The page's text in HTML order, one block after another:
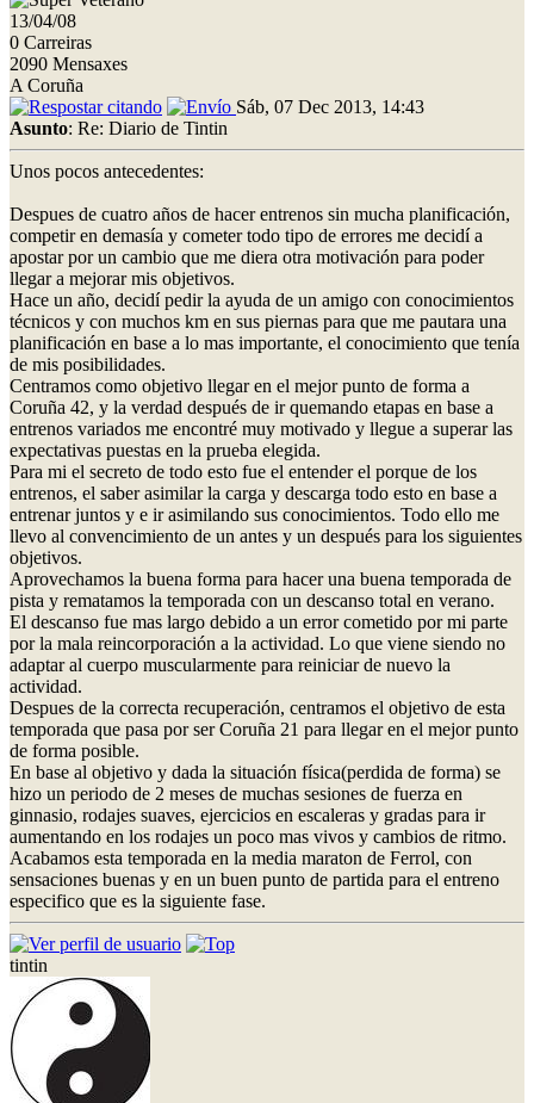
13/04/08
0 Carreiras
2090 Mensaxes
A Coruña
Sáb, 07 Dec 2013, 14:43
Asunto: Re: Diario de Tintin
Unos pocos antecedentes:
Despues de cuatro años de hacer entrenos sin mucha planificación,
competir en demasía y cometer todo tipo de errores me decidí a
apostar por un cambio que me diera otra motivación para poder
llegar a mejorar mis objetivos.
Hace un año, decidí pedir la ayuda de un amigo con conocimientos
técnicos y con muchos km en sus piernas para que me pautara una
planificación en base a lo mas importante, el conocimiento que tenía
de mis posibilidades.
Centramos como objetivo llegar en el mejor punto de forma a
Coruña 42, y la verdad después de ir quemando etapas en base a
entrenos variados me encontré muy motivado y llegue a superar las
expectativas puestas en la prueba elegida.
Para mi el secreto de todo esto fue el entender el porque de los
entrenos, el saber asimilar la carga y descarga todo esto en base a
entrenar juntos y e ir asimilando sus conocimientos. Todo ello me
llevo al convencimiento de un antes y un después para los siguientes
objetivos.
Aprovechamos la buena forma para hacer una buena temporada de
pista y rematamos la temporada con un descanso total en verano.
El descanso fue mas largo debido a un error cometido por mi parte
por la mala reincorporación a la actividad. Lo que viene siendo no
adaptar al cuerpo muscularmente para reiniciar de nuevo la
actividad.
Despues de la correcta recuperación, centramos el objetivo de esta
temporada que pasa por ser Coruña 21 para llegar en el mejor punto
de forma posible.
En base al objetivo y dada la situación física(perdida de forma) se
hizo un periodo de 2 meses de muchas sesiones de fuerza en
ginnasio, rodajes suaves, ejercicios en escaleras y gradas para ir
aumentando en los rodajes un poco mas vivos y cambios de ritmo.
Acabamos esta temporada en la media maraton de Ferrol, con
sensaciones buenas y en un buen punto de partida para el entreno
especifico que es la siguiente fase.
tintin